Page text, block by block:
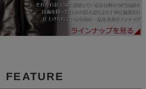
FEATURE